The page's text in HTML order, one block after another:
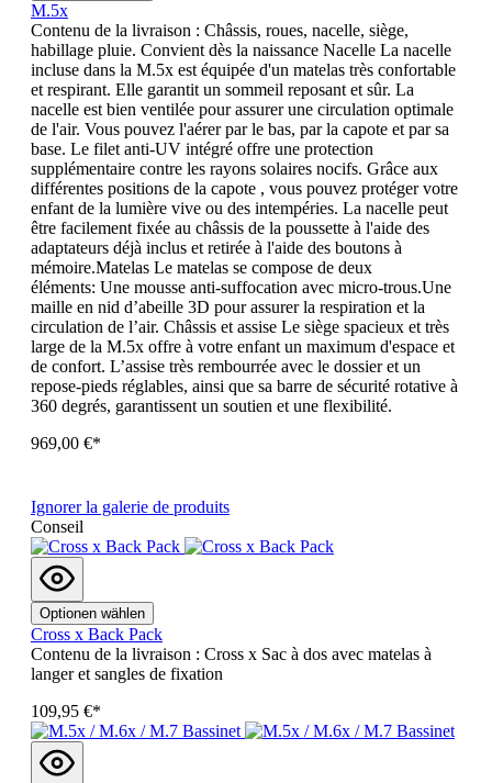
M.5x
Contenu de la livraison : Châssis, roues, nacelle, siège,
habillage pluie. Convient dès la naissance Nacelle La nacelle
incluse dans la M.5x est équipée d'un matelas très confortable
et respirant. Elle garantit un sommeil reposant et sûr. La
nacelle est bien ventilée pour assurer une circulation optimale
de l'air. Vous pouvez l'aérer par le bas, par la capote et par sa
base. Le filet anti-UV intégré offre une protection
supplémentaire contre les rayons solaires nocifs. Grâce aux
différentes positions de la capote , vous pouvez protéger votre
enfant de la lumière vive ou des intempéries. La nacelle peut
être facilement fixée au châssis de la poussette à l'aide des
adaptateurs déjà inclus et retirée à l'aide des boutons à
mémoire.Matelas Le matelas se compose de deux
éléments: Une mousse anti-suffocation avec micro-trous.Une
maille en nid d’abeille 3D pour assurer la respiration et la
circulation de l’air. Châssis et assise Le siège spacieux et très
large de la M.5x offre à votre enfant un maximum d'espace et
de confort. L’assise très rembourrée avec le dossier et un
repose-pieds réglables, ainsi que sa barre de sécurité rotative à
360 degrés, garantissent un soutien et une flexibilité.
969,00 €*
Ignorer la galerie de produits
Conseil
Optionen wählen
Cross x Back Pack
Contenu de la livraison : Cross x Sac à dos avec matelas à
langer et sangles de fixation
109,95 €*